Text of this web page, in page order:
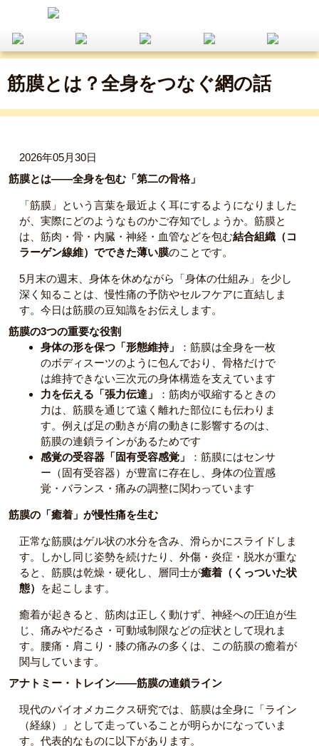
筋膜とは？全身をつなぐ網の話
2026年05月30日
筋膜とは——全身を包む「第二の骨格」
「筋膜」という言葉を最近よく耳にするようになりました
が、実際にどのようなものかご存知でしょうか。筋膜と
は、筋肉・骨・内臓・神経・血管などを包む結合組織（コ
ラーゲン線維）でできた薄い膜のことです。
5月末の週末、身体を休めながら「身体の仕組み」を少し
深く知ることは、慢性痛の予防やセルフケアに直結しま
す。今日は筋膜の豆知識をお伝えします。
筋膜の3つの重要な役割
身体の形を保つ「形態維持」
：筋膜は全身を一枚
のボディスーツのように包んでおり、骨格だけで
は維持できない三次元の身体構造を支えています
力を伝える「張力伝達」
：筋肉が収縮するときの
力は、筋膜を通じて遠く離れた部位にも伝わりま
す。例えば足の動きが肩の動きに影響するのは、
筋膜の連鎖ラインがあるためです
感覚の受容器「固有受容感覚」
：筋膜にはセンサ
ー（固有受容器）が豊富に存在し、身体の位置感
覚・バランス・痛みの調整に関わっています
筋膜の「癒着」が慢性痛を生む
正常な筋膜はゲル状の水分を含み、滑らかにスライドしま
す。しかし同じ姿勢を続けたり、外傷・炎症・脱水が重な
ると、筋膜は乾燥・硬化し、層同士が癒着（くっついた状
態）
を起こします。
癒着が起きると、筋肉は正しく動けず、神経への圧迫が生
じ、痛みやだるさ・可動域制限などの症状として現れま
す。腰痛・肩こり・膝の痛みの多くは、この筋膜の癒着が
関与しています。
アナトミー・トレイン——筋膜の連鎖ライン
現代のバイオメカニクス研究では、筋膜は全身に「ライン
（経線）」として走っていることが明らかになっていま
す。代表的なものに以下があります。